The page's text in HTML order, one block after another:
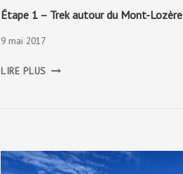
Étape 1 – Trek autour du Mont-Lozère
9 mai 2017
LIRE PLUS